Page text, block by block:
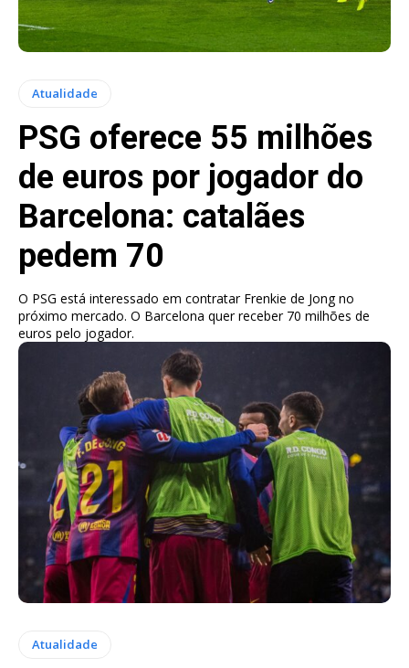
Atualidade
PSG oferece 55 milhões
de euros por jogador do
Barcelona: catalães
pedem 70
O PSG está interessado em contratar Frenkie de Jong no
próximo mercado. O Barcelona quer receber 70 milhões de
euros pelo jogador.
Atualidade